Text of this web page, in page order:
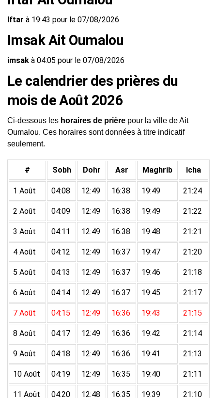
Iftar à 19:43 pour le 07/08/2026
Imsak Ait Oumalou
imsak à 04:05 pour le 07/08/2026
Le calendrier des prières du
mois de Août 2026
Ci-dessous les horaires de prière pour la ville de Ait
Oumalou. Ces horaires sont données à titre indicatif
seulement.
# Sobh Dohr Asr Maghrib Icha
1 Août 04:08 12:49 16:38 19:49 21:24
2 Août 04:09 12:49 16:38 19:49 21:22
3 Août 04:11 12:49 16:38 19:48 21:21
4 Août 04:12 12:49 16:37 19:47 21:20
5 Août 04:13 12:49 16:37 19:46 21:18
6 Août 04:14 12:49 16:37 19:45 21:17
7 Août 04:15 12:49 16:36 19:43 21:15
8 Août 04:17 12:49 16:36 19:42 21:14
9 Août 04:18 12:49 16:36 19:41 21:13
10 Août 04:19 12:49 16:35 19:40 21:11
11 Août 04:20 12:48 16:35 19:39 21:10